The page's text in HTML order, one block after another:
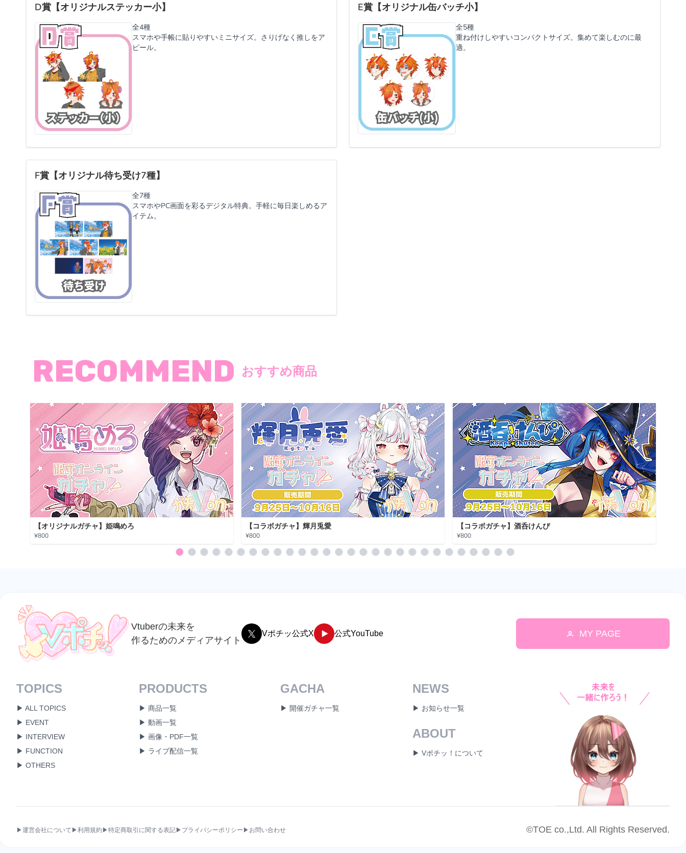
D賞【オリジナルステッカー小】
全4種
スマホや手帳に貼りやすいミニサイズ。さりげなく推しをア
ピール。
E賞【オリジナル缶バッチ小】
全5種
重ね付けしやすいコンパクトサイズ。集めて楽しむのに最
適。
F賞【オリジナル待ち受け7種】
全7種
スマホやPC画面を彩るデジタル特典。手軽に毎日楽しめるア
イテム。
RECOMMEND おすすめ商品
【オリジナルガチャ】姫鳴めろ
¥800
【コラボガチャ】輝月兎愛
¥800
【コラボガチャ】酒呑けんぴ
¥800
Vtuberの未来を
作るためのメディアサイト
Vポチッ公式X 公式YouTube MY PAGE
TOPICS
▶ ALL TOPICS
▶ EVENT
▶ INTERVIEW
▶ FUNCTION
▶ OTHERS
PRODUCTS
▶ 商品一覧
▶ 動画一覧
▶ 画像・PDF一覧
▶ ライブ配信一覧
GACHA
▶ 開催ガチャ一覧
NEWS
▶ お知らせ一覧
ABOUT
▶ Vポチッ！について
▶運営会社について ▶利用規約 ▶特定商取引に関する表記▶プライバシーポリシー ▶お問い合わせ ©TOE co.,Ltd. All Rights Reserved.